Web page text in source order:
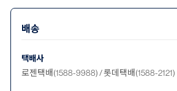
배송
택배사
로젠택배(1588-9988) / 롯데택배(1588-2121)